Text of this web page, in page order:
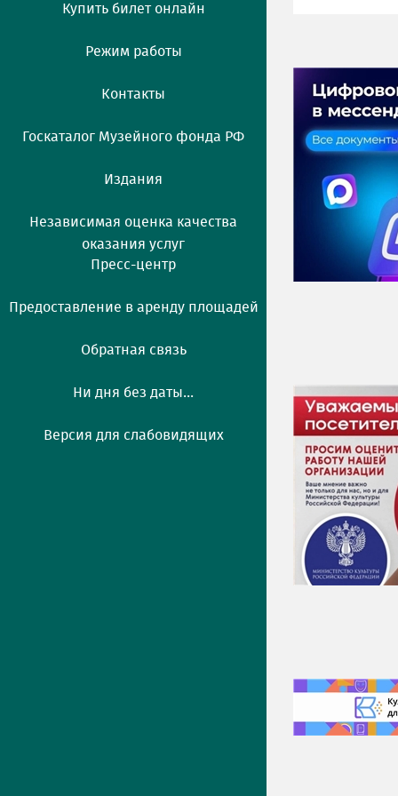
Купить билет онлайн
Режим работы
Контакты
Госкаталог Музейного фонда РФ
Издания
Независимая оценка качества
оказания услуг
Пресс-центр
Предоставление в аренду площадей
Обратная связь
Ни дня без даты...
Версия для слабовидящих